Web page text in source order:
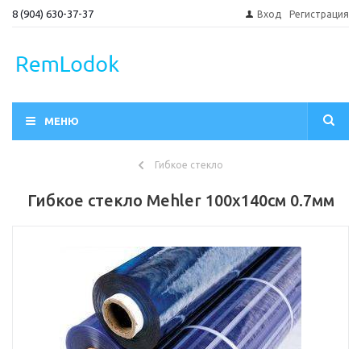
8 (904) 630-37-37 Вход Регистрация
МЕНЮ
Гибкое стекло
Гибкое стекло Mehler 100x140см 0.7мм